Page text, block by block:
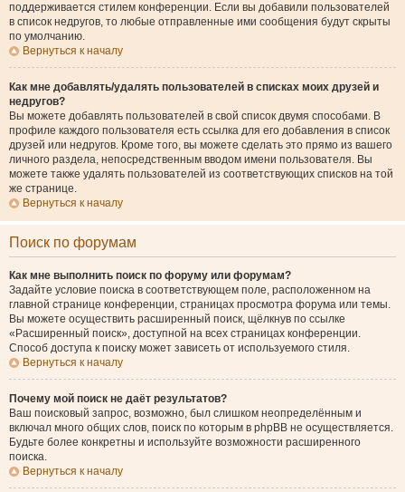
поддерживается стилем конференции. Если вы добавили пользователей
в список недругов, то любые отправленные ими сообщения будут скрыты
по умолчанию.
Вернуться к началу
Как мне добавлять/удалять пользователей в списках моих друзей и
недругов?
Вы можете добавлять пользователей в свой список двумя способами. В
профиле каждого пользователя есть ссылка для его добавления в список
друзей или недругов. Кроме того, вы можете сделать это прямо из вашего
личного раздела, непосредственным вводом имени пользователя. Вы
можете также удалять пользователей из соответствующих списков на той
же странице.
Вернуться к началу
Поиск по форумам
Как мне выполнить поиск по форуму или форумам?
Задайте условие поиска в соответствующем поле, расположенном на
главной странице конференции, страницах просмотра форума или темы.
Вы можете осуществить расширенный поиск, щёлкнув по ссылке
«Расширенный поиск», доступной на всех страницах конференции.
Способ доступа к поиску может зависеть от используемого стиля.
Вернуться к началу
Почему мой поиск не даёт результатов?
Ваш поисковый запрос, возможно, был слишком неопределённым и
включал много общих слов, поиск по которым в phpBB не осуществляется.
Будьте более конкретны и используйте возможности расширенного
поиска.
Вернуться к началу